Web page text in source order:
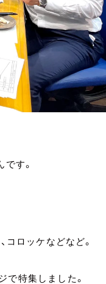
す。
コロッケなどなど。
で特集しました。